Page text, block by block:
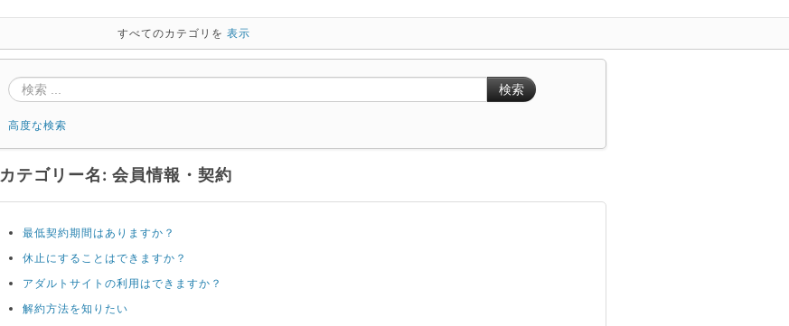
すべてのカテゴリを 表示
検索
高度な検索
カテゴリー名: 会員情報・契約
最低契約期間はありますか？
休止にすることはできますか？
アダルトサイトの利用はできますか？
解約方法を知りたい